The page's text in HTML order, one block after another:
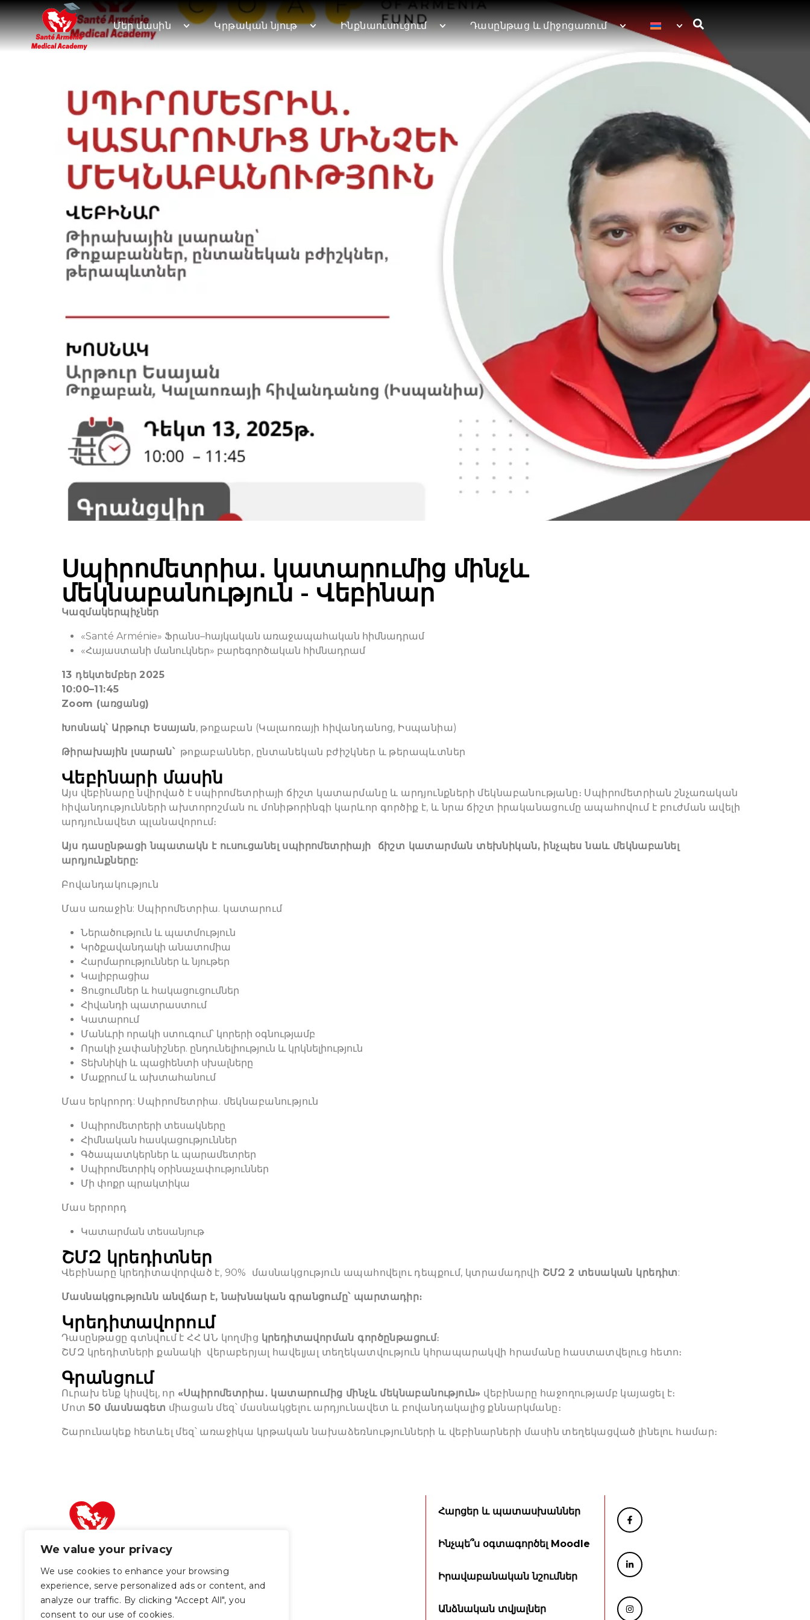
We value your privacy
We use cookies to enhance your browsing
experience, serve personalized ads or content, and
analyze our traffic. By clicking "Accept All", you
consent to our use of cookies.
Մեր մասին Կրթական նյութ Ինքնաուսուցում Դասընթաց և միջոցառում
Սպիրոմետրիա․ կատարումից մինչև
մեկնաբանություն - Վեբինար
Կազմակերպիչներ
«Santé Arménie» Ֆրանս–հայկական առաջապահական հիմնադրամ
«Հայաստանի մանուկներ» բարեգործական հիմնադրամ
13 դեկտեմբեր 2025
10:00–11:45
Zoom (առցանց)
Խոսնակ՝ Արթուր Եսայան, թոքաբան (Կալաոռայի հիվանդանոց, Իսպանիա)
Թիրախային լսարան՝թոքաբաններ, ընտանեկան բժիշկներ և թերապևտներ
Վեբինարի մասին
Այս վեբինարը նվիրված է սպիրոմետրիայի ճիշտ կատարմանը և արդյունքների մեկնաբանությանը։ Սպիրոմետրիան շնչառական
հիվանդությունների ախտորոշման ու մոնիթորինգի կարևոր գործիք է, և նրա ճիշտ իրականացումը ապահովում է բուժման ավելի
արդյունավետ պլանավորում։
Այս դասընթացի նպատակն է ուսուցանել սպիրոմետրիայի ճիշտ կատարման տեխնիկան, ինչպես նաև մեկնաբանել
արդյունքները:
Բովանդակություն
Մաս առաջին: Սպիրոմետրիա. կատարում
Ներածություն և պատմություն
Կրծքավանդակի անատոմիա
Հարմարություններ և նյութեր
Կալիբրացիա
Ցուցումներ և հակացուցումներ
Հիվանդի պատրաստում
Կատարում
Մանևրի որակի ստուգում՝ կորերի օգնությամբ
Որակի չափանիշներ. ընդունելիություն և կրկնելիություն
Տեխնիկի և պացիենտի սխալները
Մաքրում և ախտահանում
Մաս երկրորդ: Սպիրոմետրիա. մեկնաբանություն
Սպիրոմետրերի տեսակները
Հիմնական հասկացություններ
Գծապատկերներ և պարամետրեր
Սպիրոմետրիկ օրինաչափություններ
Մի փոքր պրակտիկա
Մաս երրորդ
Կատարման տեսանյութ
ՇՄԶ կրեդիտներ
Վեբինարը կրեդիտավորված է, 90% մասնակցություն ապահովելու դեպքում, կտրամադրվի ՇՄԶ 2 տեսական կրեդիտ:
Մասնակցությունն անվճար է, նախնական գրանցումը՝ պարտադիր։
Կրեդիտավորում
Դասընթացը գտնվում է ՀՀ ԱՆ կողմից կրեդիտավորման գործընթացում։
ՇՄԶ կրեդիտների քանակի վերաբերյալ հավելյալ տեղեկատվություն կհրապարակվի հրամանը հաստատվելուց հետո։
Գրանցում
Ուրախ ենք կիսվել, որ «Սպիրոմետրիա․ կատարումից մինչև մեկնաբանություն» վեբինարը հաջողությամբ կայացել է։
Մոտ 50 մասնագետ միացան մեզ՝ մասնակցելու արդյունավետ և բովանդակալից քննարկմանը։
Շարունակեք հետևել մեզ՝ առաջիկա կրթական նախաձեռնությունների և վեբինարների մասին տեղեկացված լինելու համար։
© 2026 Սանտե Արմենի։ Բոլոր
իրավունքները պաշտպանված են։
Հարցեր և պատասխաններ
Ինչպե՞ս օգտագործել Moodle
Իրավաբանական նշումներ
Անձնական տվյալներ